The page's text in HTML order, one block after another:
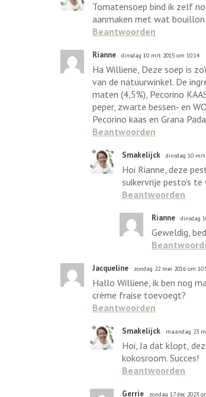
Tomatensoep bind ik zelf
aanmaken met wat bouillon
Beantwoorden
Rianne dinsdag 10 mrt 2015 om 10:14
Ha Williene, Deze soep is
van de natuurwinkel. De
ma­ten (4,5%), Peco­ri­no
pe­per, zwar­te bes­sen- en
Pecorino kaas en Grana
Beantwoorden
Smakelijck dinsdag 10 mrt
Hoi Rianne, deze
suikervrije pesto's te
Beantwoorden
Rianne dinsdag
Geweldig,
Jacqueline zondag 22 mei 2016 om
Hallo Williene, ik ben nog
crème fraise toevoegt?
Beantwoorden
Smakelijck maandag 23
Hoi, Ja dat klopt,
kokosroom. Succes!
Beantwoorden
Gerrie zondag 17 dec 2023